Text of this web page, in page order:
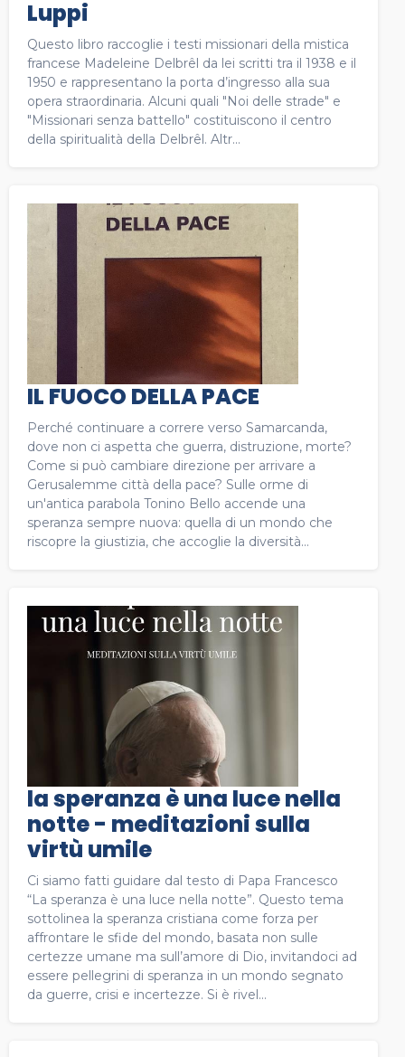
Luppi
Questo libro raccoglie i testi missionari della mistica
francese Madeleine Delbrêl da lei scritti tra il 1938 e il
1950 e rappresentano la porta d’ingresso alla sua
opera straordinaria. Alcuni quali "Noi delle strade" e
"Missionari senza battello" costituiscono il centro
della spiritualità della Delbrêl. Altr...
IL FUOCO DELLA PACE
Perché continuare a correre verso Samarcanda,
dove non ci aspetta che guerra, distruzione, morte?
Come si può cambiare direzione per arrivare a
Gerusalemme città della pace? Sulle orme di
un'antica parabola Tonino Bello accende una
speranza sempre nuova: quella di un mondo che
riscopre la giustizia, che accoglie la diversità...
la speranza è una luce nella
notte - meditazioni sulla
virtù umile
Ci siamo fatti guidare dal testo di Papa Francesco
“La speranza è una luce nella notte”. Questo tema
sottolinea la speranza cristiana come forza per
affrontare le sfide del mondo, basata non sulle
certezze umane ma sull’amore di Dio, invitandoci ad
essere pellegrini di speranza in un mondo segnato
da guerre, crisi e incertezze. Si è rivel...